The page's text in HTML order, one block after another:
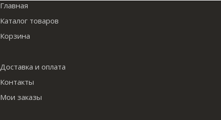
Главная
Каталог товаров
Корзина
Доставка и оплата
Контакты
Мои заказы